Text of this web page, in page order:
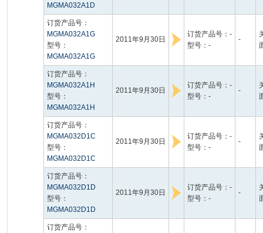
MGMA032A1D
订货产品号：
MGMA032A1G
型号：
MGMA032A1G
2011年9月30日
订货产品号：-
型号：-
-
订货产品号：
MGMA032A1H
型号：
MGMA032A1H
2011年9月30日
订货产品号：-
型号：-
-
订货产品号：
MGMA032D1C
型号：
MGMA032D1C
2011年9月30日
订货产品号：-
型号：-
-
订货产品号：
MGMA032D1D
型号：
MGMA032D1D
2011年9月30日
订货产品号：-
型号：-
-
订货产品号：